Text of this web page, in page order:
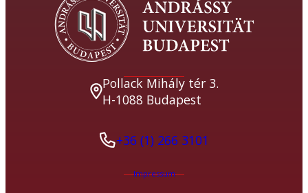
Pollack Mihály tér 3.
H-1088 Budapest
+36 (1) 266 3101
Impressum